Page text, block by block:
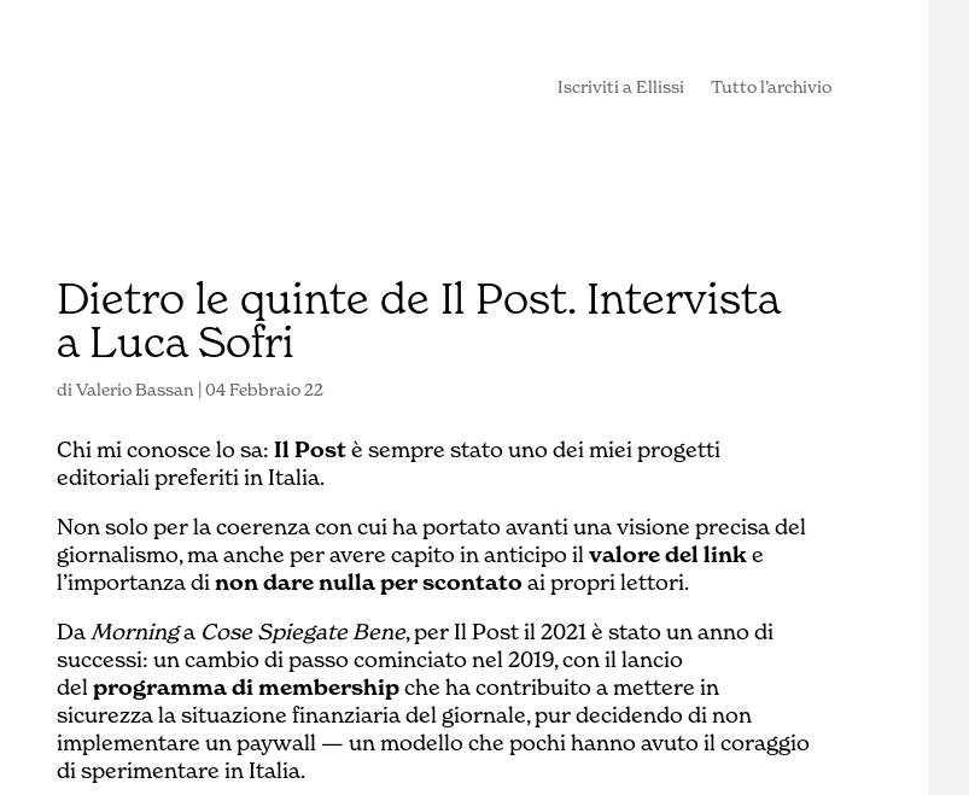
Iscriviti a Ellissi Tutto l’archivio
Dietro le quinte de Il Post. Intervista
a Luca Sofri
diValerio Bassan| 04 Febbraio 22
Chi mi conosce lo sa: Il Postè sempre stato uno dei miei progetti
editoriali preferiti in Italia.
Non solo per la coerenza con cui ha portato avanti una visione precisa del
giornalismo, ma anche per avere capito in anticipo ilvalore del linke
l’importanza dinon dare nulla per scontato ai propri lettori.
DaMorninga Cose Spiegate Bene, per Il Post il 2021 è stato un anno di
successi: un cambio di passo cominciato nel 2019, con il lancio
delprogramma di membershipche ha contribuito a mettere in
sicurezza la situazione finanziaria del giornale, pur decidendo di non
implementare un paywall — un modello che pochi hanno avuto il coraggio
di sperimentare in Italia.